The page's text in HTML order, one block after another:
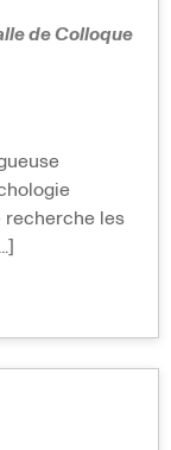
de Colloque
recherche les